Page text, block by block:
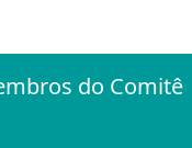
do Comitê